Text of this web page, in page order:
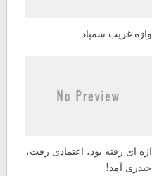
واژه غریب سمپاد
اژه ای رفته بود، اعتمادی رفت،
حیدری آمد!